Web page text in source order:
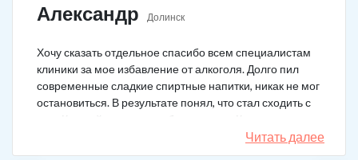
Александр Долинск
Хочу сказать отдельное спасибо всем специалистам
клиники за мое избавление от алкоголя. Долго пил
современные сладкие спиртные напитки, никак не мог
остановиться. В результате понял, что стал сходить с
ума. Каждый день не мог без выпивки. Когда осознал,
понял, что надо что-то в своей жизни менять. Нашел
телефон клиники в интернете, сразу приехал и
Читать далее